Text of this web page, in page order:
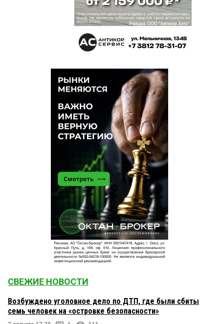
СВЕЖИЕ НОВОСТИ
Возбуждено уголовное дело по ДТП, где были сбиты
семь человек на «островке безопасности»